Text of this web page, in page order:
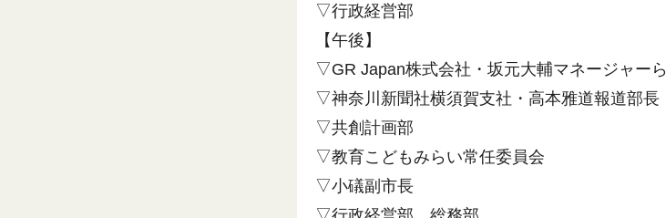
▽行政経営部
【午後】
▽GR Japan株式会社・坂元大輔マネージャーら
▽神奈川新聞社横須賀支社・高本雅道報道部長
▽共創計画部
▽教育こどもみらい常任委員会
▽小礒副市長